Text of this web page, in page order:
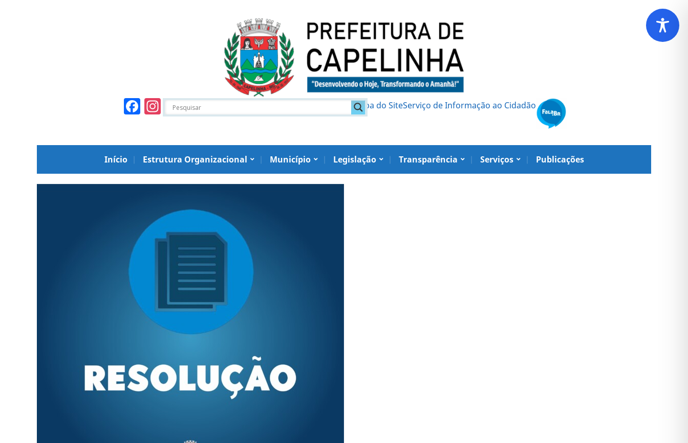
Facebook
Instagram Mapa do SiteServiço de Informação ao Cidadão
Início Estrutura Organizacional Município Legislação Transparência Serviços Publicações